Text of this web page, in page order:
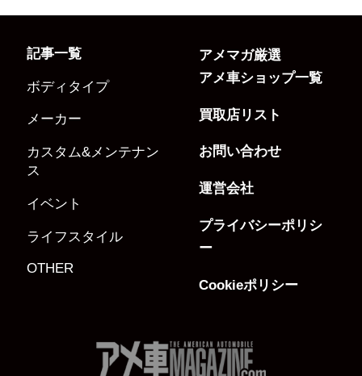
記事一覧
ボディタイプ
メーカー
カスタム&メンテナン
ス
イベント
ライフスタイル
OTHER
アメマガ厳選
アメ車ショップ一覧
買取店リスト
お問い合わせ
運営会社
プライバシーポリシ
ー
Cookieポリシー